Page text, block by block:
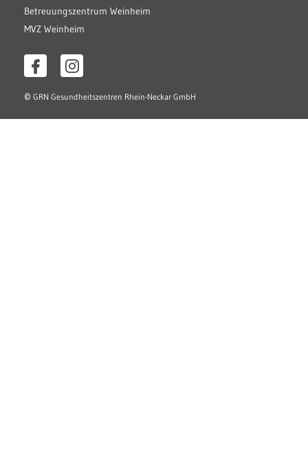
Betreuungszentrum Weinheim
MVZ Weinheim
© GRN Gesundheitszentren Rhein-Neckar GmbH